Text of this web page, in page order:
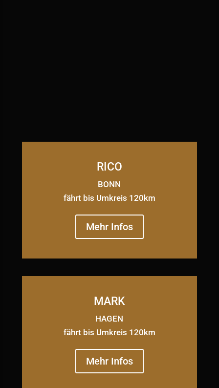
RICO
BONN
fährt bis Umkreis 120km
Mehr Infos
MARK
HAGEN
fährt bis Umkreis 120km
Mehr Infos